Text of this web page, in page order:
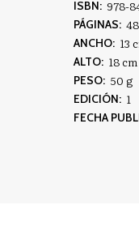
ISBN: 978-
PÁGINAS: 48
ANCHO: 13
ALTO: 18 cm
PESO: 50 g
EDICIÓN: 1
FECHA